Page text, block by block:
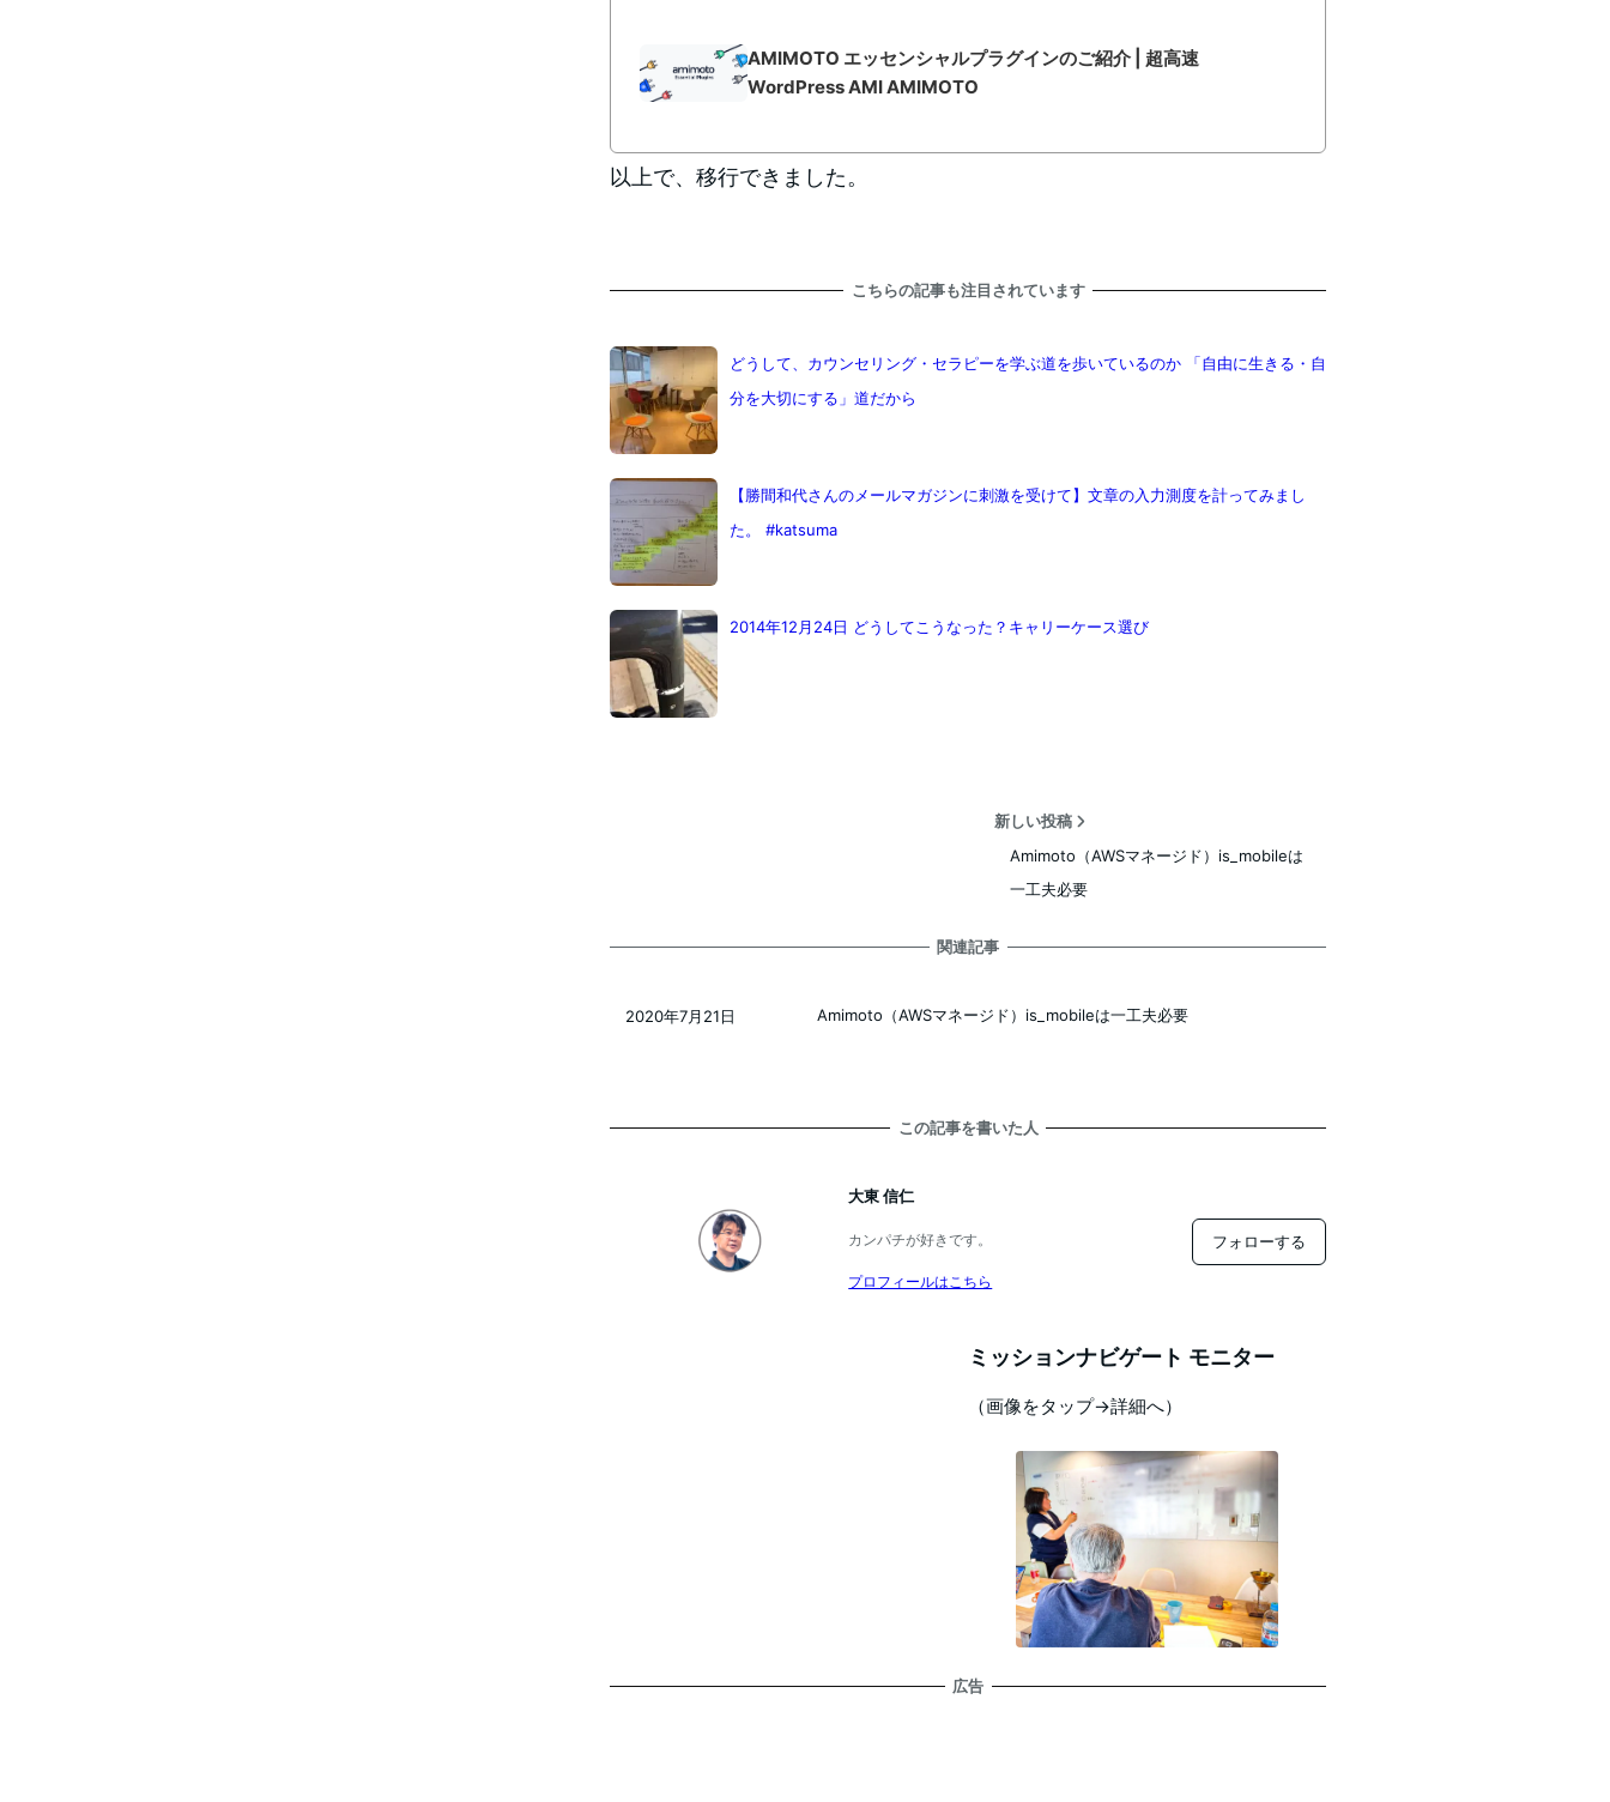
AMIMOTO エッセンシャルプラグインのご紹介 | 超高速
WordPress AMI AMIMOTO
以上で、移行できました。
こちらの記事も注目されています
どうして、カウンセリング・セラピーを学ぶ道を歩いているのか 「自由に生きる・自
分を大切にする」道だから
【勝間和代さんのメールマガジンに刺激を受けて】文章の入力測度を計ってみまし
た。 #katsuma
2014年12月24日 どうしてこうなった？キャリーケース選び
新しい投稿
Amimoto（AWSマネージド）is_mobileは
一工夫必要
関連記事
Amimoto（AWSマネージド）is_mobileは一工夫必要
2020年7月21日
この記事を書いた人
大東 信仁
カンパチが好きです。
プロフィールはこちら
フォローする
ミッションナビゲート モニター
（画像をタップ→詳細へ）
広告